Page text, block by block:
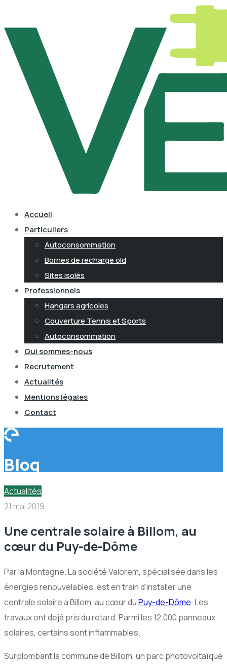
Accueil
Particuliers
Autoconsommation
Bornes de recharge old
Sites isolés
Professionnels
Hangars agricoles
Couverture Tennis et Sports
Autoconsommation
Qui sommes-nous
Recrutement
Actualités
Mentions légales
Contact
Blog
Actualités
21 mai 2019
Une centrale solaire à Billom, au
cœur du Puy-de-Dôme
Par la Montagne. La société Valorem, spécialisée dans les
énergies renouvelables, est en train d’installer une
centrale solaire à Billom, au cœur duPuy-de-Dôme. Les
travaux ont déjà pris du retard. Parmi les 12.000 panneaux
solaires, certains sont inflammables.
Surplombant la commune de Billom, un parc photovoltaïque